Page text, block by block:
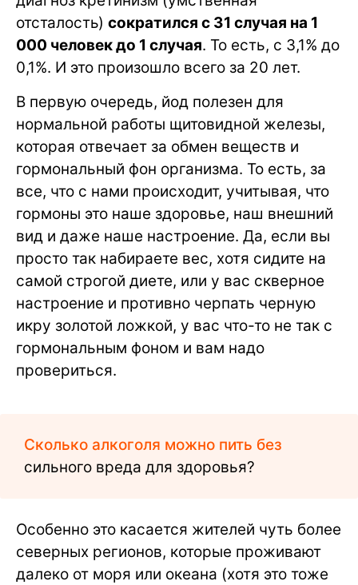
отсталость) сократился с 31 случая на 1
000 человек до 1 случая. То есть, с 3,1% до
0,1%. И это произошло всего за 20 лет.
В первую очередь, йод полезен для
нормальной работы щитовидной железы,
которая отвечает за обмен веществ и
гормональный фон организма. То есть, за
все, что с нами происходит, учитывая, что
гормоны это наше здоровье, наш внешний
вид и даже наше настроение. Да, если вы
просто так набираете вес, хотя сидите на
самой строгой диете, или у вас скверное
настроение и противно черпать черную
икру золотой ложкой, у вас что-то не так с
гормональным фоном и вам надо
провериться.
Сколько алкоголя можно пить без
сильного вреда для здоровья?
Особенно это касается жителей чуть более
северных регионов, которые проживают
далеко от моря или океана (хотя это тоже